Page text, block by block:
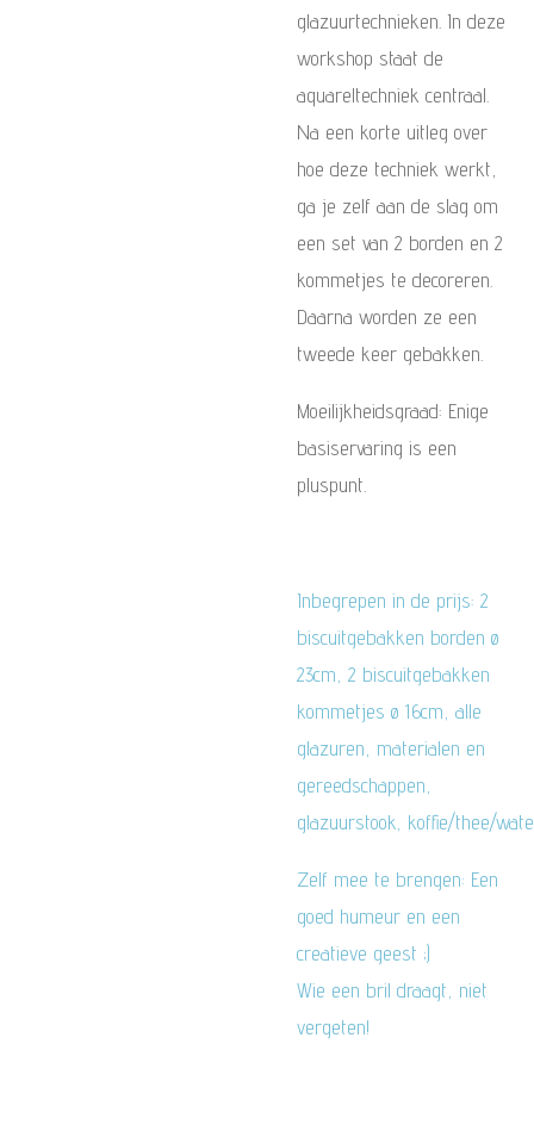
glazuurtechnieken. In deze
workshop staat de
aquareltechniek centraal.
Na een korte uitleg over
hoe deze techniek werkt,
ga je zelf aan de slag om
een set van 2 borden en 2
kommetjes te decoreren.
Daarna worden ze een
tweede keer gebakken.
Moeilijkheidsgraad: Enige
basiservaring is een
pluspunt.
Inbegrepen in de prijs: 2
biscuitgebakken borden ø
23cm, 2 biscuitgebakken
kommetjes ø 16cm, alle
glazuren, materialen en
gereedschappen,
glazuurstook, koffie/thee/
Zelf mee te brengen: Een
goed humeur en een
creatieve geest ;)
Wie een bril draagt, niet
vergeten!